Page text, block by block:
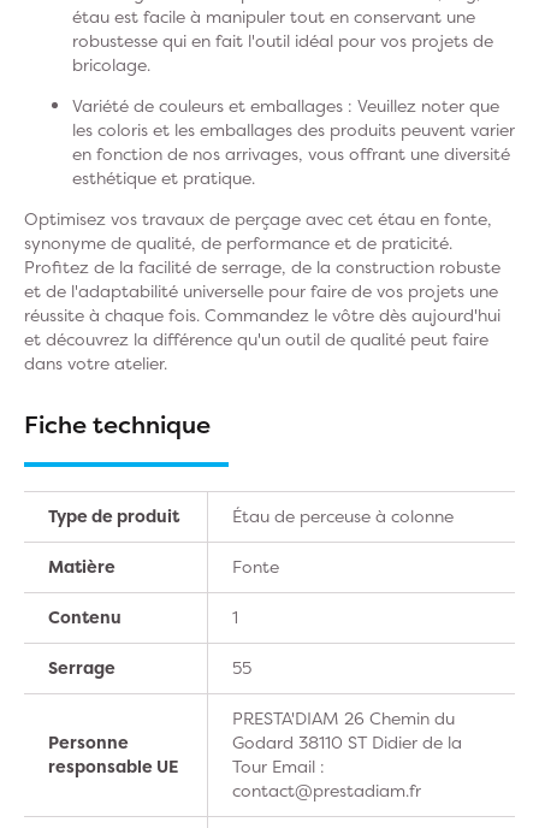
étau est facile à manipuler tout en conservant une
robustesse qui en fait l'outil idéal pour vos projets de
bricolage.
Variété de couleurs et emballages : Veuillez noter que
les coloris et les emballages des produits peuvent varier
en fonction de nos arrivages, vous offrant une diversité
esthétique et pratique.
Optimisez vos travaux de perçage avec cet étau en fonte,
synonyme de qualité, de performance et de praticité.
Profitez de la facilité de serrage, de la construction robuste
et de l'adaptabilité universelle pour faire de vos projets une
réussite à chaque fois. Commandez le vôtre dès aujourd'hui
et découvrez la différence qu'un outil de qualité peut faire
dans votre atelier.
Fiche technique
Type de produit Étau de perceuse à colonne
Matière Fonte
Contenu 1
Serrage 55
Personne
responsable UE
PRESTA'DIAM 26 Chemin du
Godard 38110 ST Didier de la
Tour Email :
contact@prestadiam.fr